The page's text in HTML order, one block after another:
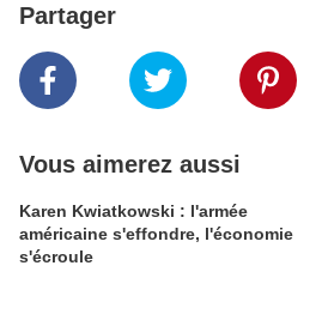
Partager
Vous aimerez aussi
Karen Kwiatkowski : l'armée
américaine s'effondre, l'économie
s'écroule